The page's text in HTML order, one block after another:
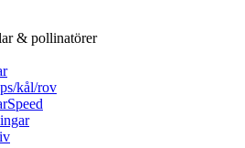
& pollinatörer
kål/rov